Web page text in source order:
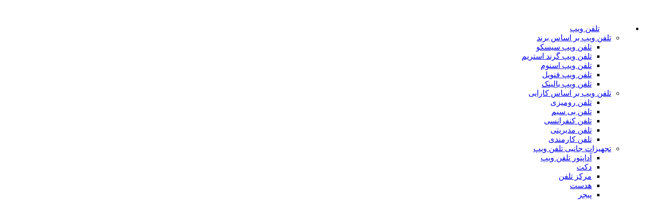
تلفن ویپ
تلفن ویپ بر اساس برند
تلفن ویپ سیسکو
تلفن ویپ گرند استریم
تلفن ویپ اسنوم
تلفن ویپ فنویل
تلفن ویپ یالینک
تلفن ویپ بر اساس کارایی
تلفن رومیزی
تلفن بی سیم
تلفن کنفرانسی
تلفن مدیریتی
تلفن کارمندی
تجهیزات جانبی تلفن ویپ
آداپتور تلفن ویپ
دکت
مرکز تلفن
هدست
پیجر